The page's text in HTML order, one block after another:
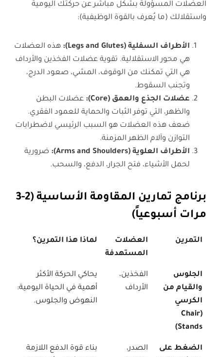
العضلات المسؤولة بشكل مباشر عن حركتك اليومية
واستقلالك (ما يُعرف بالقوة الوظيفية):
الأطراف السفلية (Legs and Glutes):
هذه العضلات
هي محور الاستقلالية. تقوية عضلات الفخذين والأرداف
هي التي تمكنك من الوقوف، المشي، صعود الدرج،
وتجنب السقوط.
عضلات الجذع والعمق (Core):
عضلات البطن
والظهر، التي توفر الثبات والحماية للعمود الفقري.
ضعف هذه العضلات هو السبب الرئيسي لاضطرابات
التوازن وآلام الظهر المزمنة.
الأطراف العلوية (Arms and Shoulders):
ضرورية
لحمل الأشياء، فتح الجرار، الدفع، والسحب.
برنامج تمارين المقاومة الأساسية (2-3
مرات أسبوعياً)
التمرين
العضلات
المستهدفة
لماذا هذا التمرين؟
الجلوس
والقيام من
الكرسي
(Chair
Stands)
الفخذين،
الأرداف
يحاكي الحركة الأكثر
أهمية في الحياة اليومية:
النهوض والجلوس.
الضغط على
الصدر،
بناء قوة الدفع اللازمة